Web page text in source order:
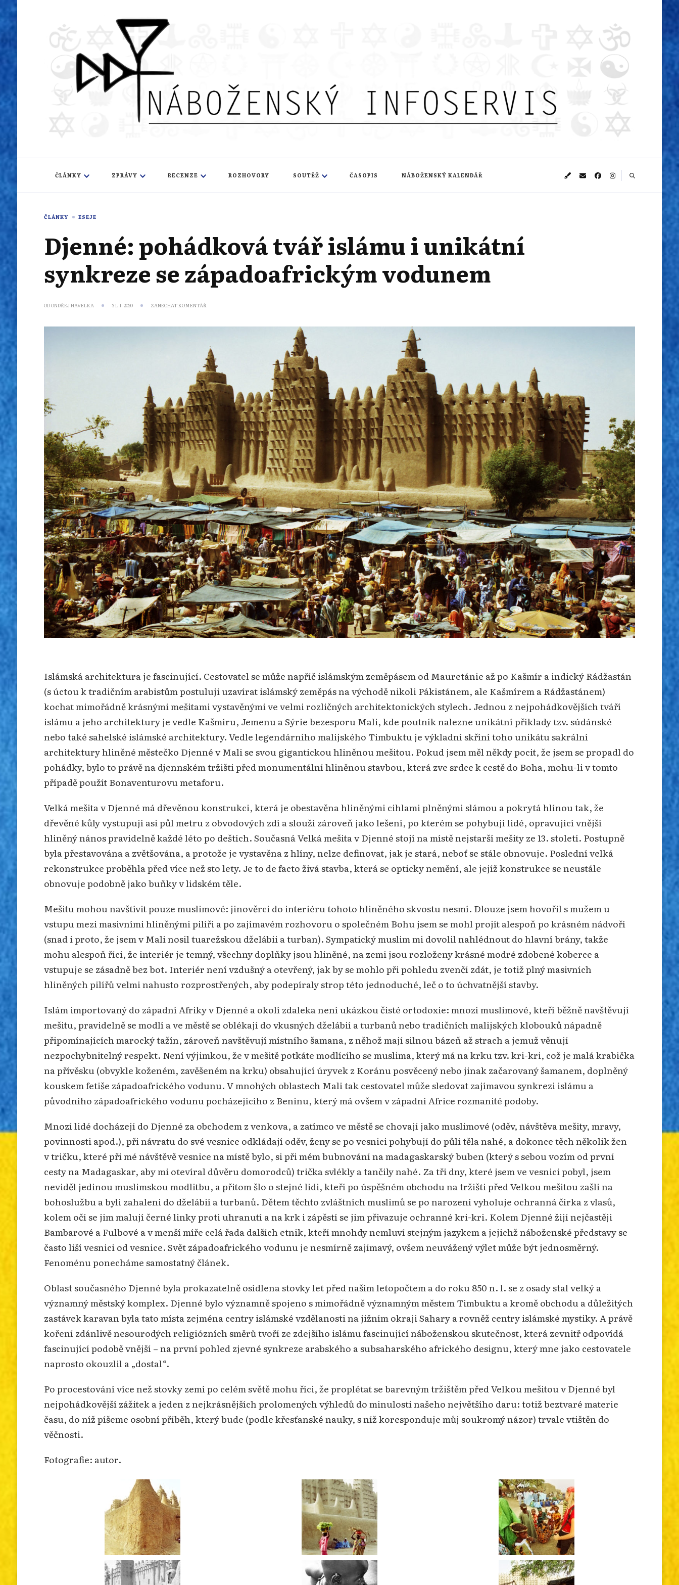
Náboženský infoservis
ČLÁNKY ZPRÁVY RECENZE ROZHOVORY SOUTĚŽ ČASOPIS NÁBOŽENSKÝ KALENDÁŘ
ČLÁNKY ESEJE
Djenné: pohádková tvář islámu i unikátní
synkreze se západoafrickým vodunem
ODONDŘEJ HAVELKA 31. 1. 2020 ZANECHAT KOMENTÁŘNA
TVÁŘ
UNIKÁTNÍ
SYNKREZE
SE
ZÁPADOAFRICKÝM
VODUNEM
Islámská architektura je fascinující. Cestovatel se může napříč islámským zeměpásem od Mauretánie až po Kašmír a indický Rádžastán
(s úctou k tradičním arabistům postuluji uzavírat islámský zeměpás na východě nikoli Pákistánem, ale Kašmírem a Rádžastánem)
kochat mimořádně krásnými mešitami vystavěnými ve velmi rozličných architektonických stylech. Jednou z nejpohádkovějších tváří
islámu a jeho architektury je vedle Kašmíru, Jemenu a Sýrie bezesporu Mali, kde poutník nalezne unikátní příklady tzv. súdánské
nebo také sahelské islámské architektury. Vedle legendárního malijského Timbuktu je výkladní skříní toho unikátu sakrální
architektury hliněné městečko Djenné v Mali se svou gigantickou hliněnou mešitou. Pokud jsem měl někdy pocit, že jsem se propadl do
pohádky, bylo to právě na djennském tržišti před monumentální hliněnou stavbou, která zve srdce k cestě do Boha, mohu-li v tomto
případě použít Bonaventurovu metaforu.
Velká mešita v Djenné má dřevěnou konstrukci, která je obestavěna hliněnými cihlami plněnými slámou a pokrytá hlínou tak, že
dřevěné kůly vystupují asi půl metru z obvodových zdí a slouží zároveň jako lešení, po kterém se pohybují lidé, opravující vnější
hliněný nános pravidelně každé léto po deštích. Současná Velká mešita v Djenné stojí na místě nejstarší mešity ze 13. století. Postupně
byla přestavována a zvětšována, a protože je vystavěna z hlíny, nelze definovat, jak je stará, neboť se stále obnovuje. Poslední velká
rekonstrukce proběhla před více než sto lety. Je to de facto živá stavba, která se opticky nemění, ale jejíž konstrukce se neustále
obnovuje podobně jako buňky v lidském těle.
Mešitu mohou navštívit pouze muslimové: jinověrci do interiéru tohoto hliněného skvostu nesmí. Dlouze jsem hovořil s mužem u
vstupu mezi masivními hliněnými pilíři a po zajímavém rozhovoru o společném Bohu jsem se mohl projít alespoň po krásném nádvoří
(snad i proto, že jsem v Mali nosil tuarežskou dželábii a turban). Sympatický muslim mi dovolil nahlédnout do hlavní brány, takže
mohu alespoň říci, že interiér je temný, všechny doplňky jsou hliněné, na zemi jsou rozloženy krásné modré zdobené koberce a
vstupuje se zásadně bez bot. Interiér není vzdušný a otevřený, jak by se mohlo při pohledu zvenčí zdát, je totiž plný masivních
hliněných pilířů velmi nahusto rozprostřených, aby podepíraly strop této jednoduché, leč o to úchvatnější stavby.
Islám importovaný do západní Afriky v Djenné a okolí zdaleka není ukázkou čisté ortodoxie: mnozí muslimové, kteří běžně navštěvují
mešitu, pravidelně se modlí a ve městě se oblékají do vkusných dželábií a turbanů nebo tradičních malijských klobouků nápadně
připomínajících marocký tažín, zároveň navštěvují místního šamana, z něhož mají silnou bázeň až strach a jemuž věnují
nezpochybnitelný respekt. Není výjimkou, že v mešitě potkáte modlícího se muslima, který má na krku tzv. kri-kri, což je malá krabička
na přívěsku (obvykle koženém, zavěšeném na krku) obsahující úryvek z Koránu posvěcený nebo jinak začarovaný šamanem, doplněný
kouskem fetiše západoafrického vodunu. V mnohých oblastech Mali tak cestovatel může sledovat zajímavou synkrezi islámu a
původního západoafrického vodunu pocházejícího z Beninu, který má ovšem v západní Africe rozmanité podoby.
Mnozí lidé docházejí do Djenné za obchodem z venkova, a zatímco ve městě se chovají jako muslimové (oděv, návštěva mešity, mravy,
povinnosti apod.), při návratu do své vesnice odkládají oděv, ženy se po vesnici pohybují do půli těla nahé, a dokonce těch několik žen
v tričku, které při mé návštěvě vesnice na místě bylo, si při mém bubnování na madagaskarský buben (který s sebou vozím od první
cesty na Madagaskar, aby mi otevíral důvěru domorodců) trička svlékly a tančily nahé. Za tři dny, které jsem ve vesnici pobyl, jsem
neviděl jedinou muslimskou modlitbu, a přitom šlo o stejné lidi, kteří po úspěšném obchodu na tržišti před Velkou mešitou zašli na
bohoslužbu a byli zahaleni do dželábií a turbanů. Dětem těchto zvláštních muslimů se po narození vyholuje ochranná čírka z vlasů,
kolem očí se jim malují černé linky proti uhranutí a na krk i zápěstí se jim přivazuje ochranné kri-kri. Kolem Djenné žijí nejčastěji
Bambarové a Fulbové a v menší míře celá řada dalších etnik, kteří mnohdy nemluví stejným jazykem a jejichž náboženské představy se
často liší vesnici od vesnice. Svět západoafrického vodunu je nesmírně zajímavý, ovšem neuvážený výlet může být jednosměrný.
Fenoménu ponecháme samostatný článek.
Oblast současného Djenné byla prokazatelně osídlena stovky let před naším letopočtem a do roku 850 n. l. se z osady stal velký a
významný městský komplex. Djenné bylo významně spojeno s mimořádně významným městem Timbuktu a kromě obchodu a důležitých
zastávek karavan byla tato místa zejména centry islámské vzdělanosti na jižním okraji Sahary a rovněž centry islámské mystiky. A právě
koření zdánlivě nesourodých religiózních směrů tvoří ze zdejšího islámu fascinující náboženskou skutečnost, která zevnitř odpovídá
fascinující podobě vnější – na první pohled zjevné synkreze arabského a subsaharského afrického designu, který mne jako cestovatele
naprosto okouzlil a „dostal“.
Po procestování více než stovky zemí po celém světě mohu říci, že proplétat se barevným tržištěm před Velkou mešitou v Djenné byl
nejpohádkovější zážitek a jeden z nejkrásnějších prolomených výhledů do minulosti našeho největšího daru: totiž beztvaré materie
času, do níž píšeme osobní příběh, který bude (podle křesťanské nauky, s níž koresponduje můj soukromý názor) trvale vtištěn do
věčnosti.
Fotografie: autor.